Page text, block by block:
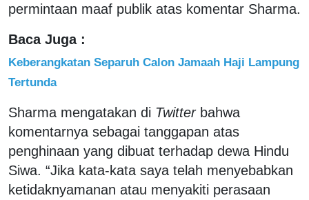
permintaan maaf publik atas komentar Sharma.
Baca Juga :
Keberangkatan Separuh Calon Jamaah Haji Lampung
Tertunda
Sharma mengatakan di Twitterbahwa
komentarnya sebagai tanggapan atas
penghinaan yang dibuat terhadap dewa Hindu
Siwa. “Jika kata-kata saya telah menyebabkan
ketidaknyamanan atau menyakiti perasaan